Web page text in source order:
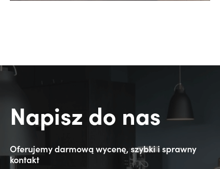
Napisz do nas
Oferujemy darmową wycenę, szybki i sprawny
kontakt